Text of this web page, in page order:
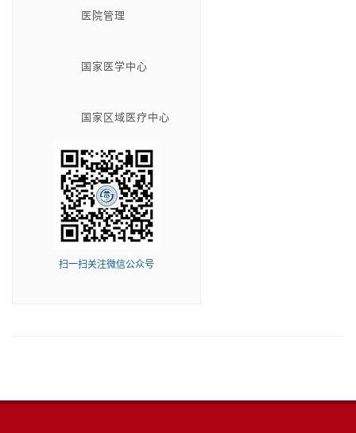
医院管理
国家医学中心
国家区域医疗中心
扫一扫关注微信公众号